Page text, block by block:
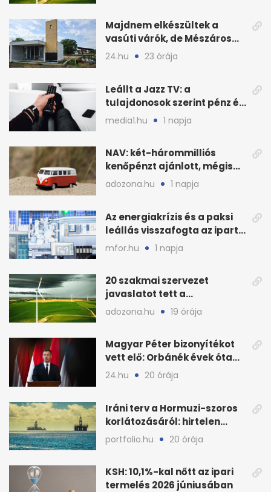
Majdnem elkészültek a
vasúti várók, de Mészáros
bizalmasa leromboltatja
24.hu 23 órája
Leállt a Jazz TV: a
tulajdonosok szerint pénz és
szabályok döntöttek
media1.hu 1 napja
NAV: két-hárommilliós
kenőpénzt ajánlott, mégis
lefoglalták a hamis árut
adozona.hu 1 napja
Az energiakrízis és a paksi
leállás visszafogta az ipart,
nyáron kisebb a kár
mfor.hu 1 napja
20 szakmai szervezet
javaslatot tett a
fenntartható szélenergia-
adozona.hu 19 órája
Magyar Péter bizonyítékot
vett elő: Orbánék évek óta
tudtak az energiarendszer
összeomlásáról
24.hu 20 órája
Iráni terv a Hormuzi-szoros
korlátozásáról: hirtelen
megugrott az olajár
portfolio.hu 20 órája
KSH: 10,1%-kal nőtt az ipari
termelés 2026 júniusában